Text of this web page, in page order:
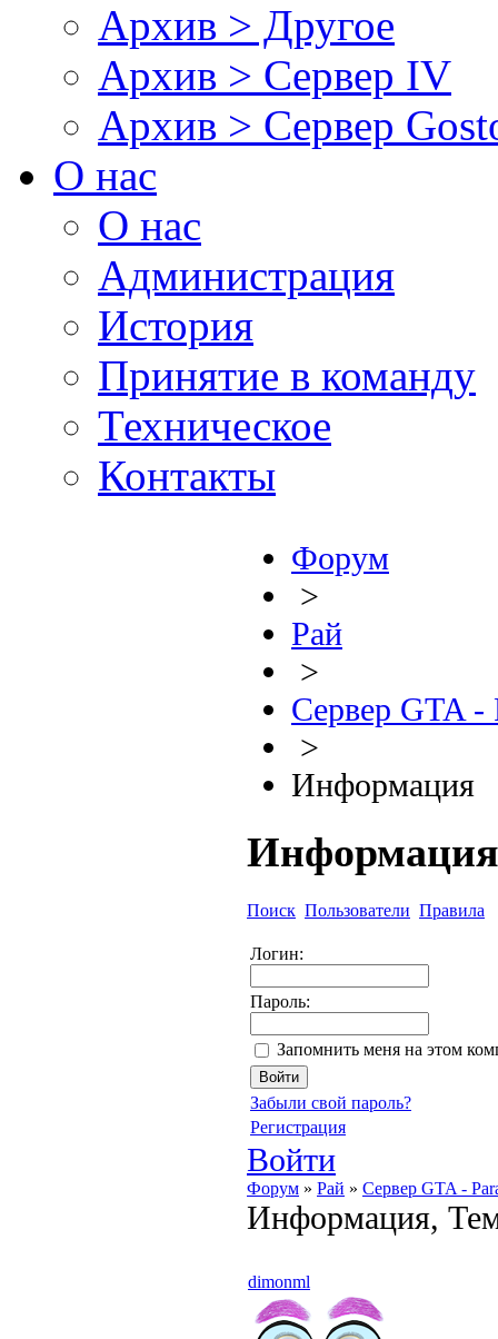
Архив > Другое
Архив > Сервер IV
Архив > Сервер
О нас
О нас
Администрация
История
Принятие в команду
Техническое
Контакты
Форум
>
Рай
>
Сервер GTA -
>
Информация
Информация
Поиск Пользователи Правила
Логин:
Пароль:
Запомнить меня на этом
Забыли свой пароль?
Регистрация
Войти
Форум » Рай » Сервер GTA -
Информация,
dimonml